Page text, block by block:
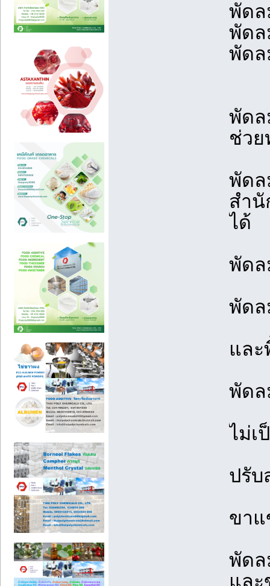
พัด
พัดล
พัดล
พัดล
ช่วย
พัดล
สำนั
ได้
พัดล
พัดล
และ
พัดล
ไม่เ
ปรับ
ขาแ
พัดล
แล